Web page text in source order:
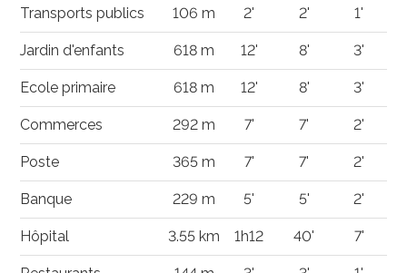
Transports publics 106 m 2' 2' 1'
Jardin d'enfants 618 m 12' 8' 3'
Ecole primaire 618 m 12' 8' 3'
Commerces 292 m 7' 7' 2'
Poste 365 m 7' 7' 2'
Banque 229 m 5' 5' 2'
Hôpital 3.55 km 1h12 40' 7'